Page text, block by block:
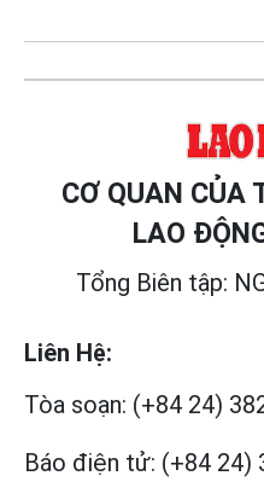
CƠ QUAN CỦA
LAO
Tổng Biên tập:
Liên Hệ:
Tòa soạn: (+84 24)
Báo điện tử: (+84 24)